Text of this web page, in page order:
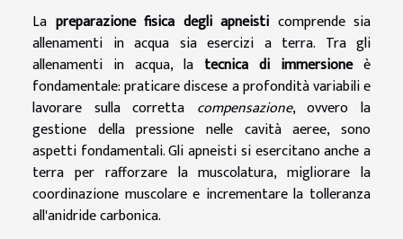
La preparazione fisica degli apneisti comprende sia
allenamenti in acqua sia esercizi a terra. Tra gli
allenamenti in acqua, la tecnica di immersioneè
fondamentale: praticare discese a profondità variabili e
lavorare sulla corretta compensazione, ovvero la
gestione della pressione nelle cavità aeree, sono
aspetti fondamentali. Gli apneisti si esercitano anche a
terra per rafforzare la muscolatura, migliorare la
coordinazione muscolare e incrementare la tolleranza
all'anidride carbonica.